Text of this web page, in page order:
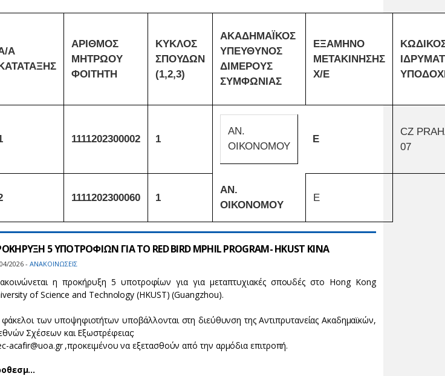
Α
AΡΙΘΜΟΣ
ΜΗΤΡΩΟΥ
ΦΟΙΤΗΤΗ
ΚΥΚΛΟΣ
ΣΠΟΥΔΩΝ
(1,2,3)
ΑΚΑΔΗΜΑΪΚΟΣ
ΥΠΕΥΘΥΝΟΣ
ΔΙΜΕΡΟΥΣ
ΣΥΜΦΩΝΙΑΣ
ΕΞΑΜΗΝΟ
ΜΕΤΑΚΙΝΗΣΗΣ
Χ/Ε
1111202300002 1
ΑΝ.
ΟΙΚΟΝΟΜΟΥ
Ε
CZ
07
1111202300060 1
ΑΝ.
ΟΙΚΟΝΟΜΟΥ
Ε
5 ΥΠΟΤΡΟΦΙΩΝ ΓΙΑ ΤΟ RED BIRD MPHIL PROGRAM- HKUST ΚΙΝΑ
2026 - ΑΝΑΚΟΙΝΩΣΕΙΣ
η προκήρυξη 5 υποτροφίων για για μεταπτυχιακές σπουδές στο Hong Kong
of Science and Technology (HKUST) (Guangzhou).
των υποψηφιοτήτων υποβάλλονται στη διεύθυνση της Αντιπρυτανείας Ακαδημαϊκών,
Σχέσεων και Εξωστρέφειας:
acafir@uoa.gr ,προκειμένου να εξετασθούν από την αρμόδια επιτροπή.